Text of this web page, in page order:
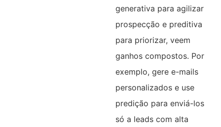
generativa para agilizar
prospecção e preditiva
para priorizar, veem
ganhos compostos. Por
exemplo, gere e-mails
personalizados e use
predição para enviá-los
só a leads com alta